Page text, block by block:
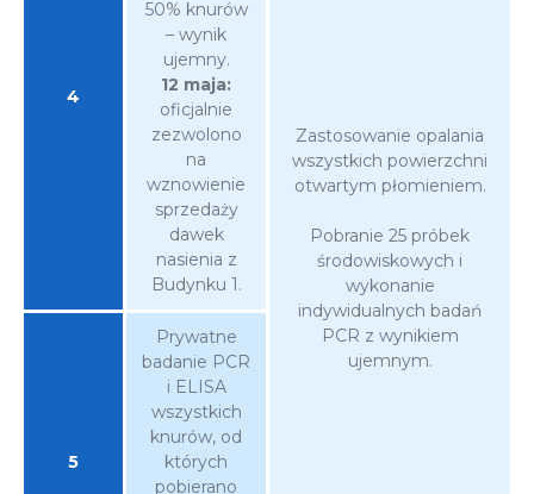
4
50% knurów
– wynik
ujemny.
12 maja:
oficjalnie
zezwolono
na
wznowienie
sprzedaży
dawek
nasienia z
Budynku 1.
Zastosowanie opalania
wszystkich powierzchni
otwartym płomieniem.
Pobranie 25 próbek
środowiskowych i
wykonanie
indywidualnych badań
PCR z wynikiem
ujemnym.
5
Prywatne
badanie PCR
i ELISA
wszystkich
knurów, od
których
pobierano